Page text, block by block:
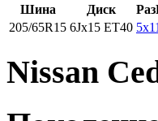
Шина Диск
205/65R15 6Jx15 ET40
Nissan